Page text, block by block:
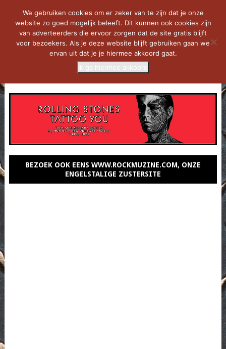
BEZOEK OOK EENS WWW.ROCKMUZINE.COM, ONZE
ENGELSTALIGE ZUSTERSITE
We gebruiken cookies om er zeker van te zijn dat je onze
website zo goed mogelijk beleeft. Dit kunnen ook cookies zijn
van adverteerders die ervoor zorgen dat de site gratis blijft
voor bezoekers. Als je deze website blijft gebruiken gaan we
ervan uit dat je je hiermee akkoord gaat.
Ik ga hiermee akkoord